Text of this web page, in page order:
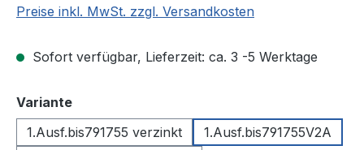
Preise inkl. MwSt. zzgl. Versandkosten
Sofort verfügbar, Lieferzeit: ca. 3 -5 Werktage
Varianteauswählen
1.Ausf.bis791755 verzinkt
1.Ausf.bis791755V2A